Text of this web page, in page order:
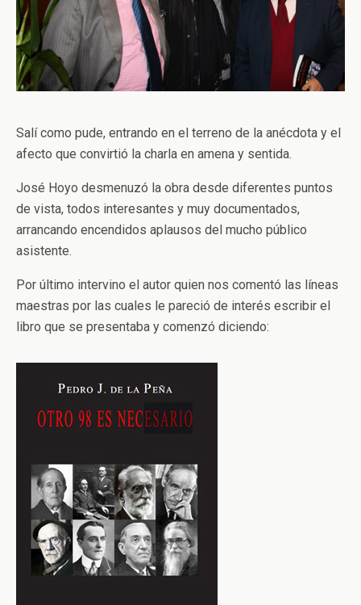
Salí como pude, entrando en el terreno de la anécdota y el
afecto que convirtió la charla en amena y sentida.
José Hoyo desmenuzó la obra desde diferentes puntos
de vista, todos interesantes y muy documentados,
arrancando encendidos aplausos del mucho público
asistente.
Por último intervino el autor quien nos comentó las líneas
maestras por las cuales le pareció de interés escribir el
libro que se presentaba y comenzó diciendo: